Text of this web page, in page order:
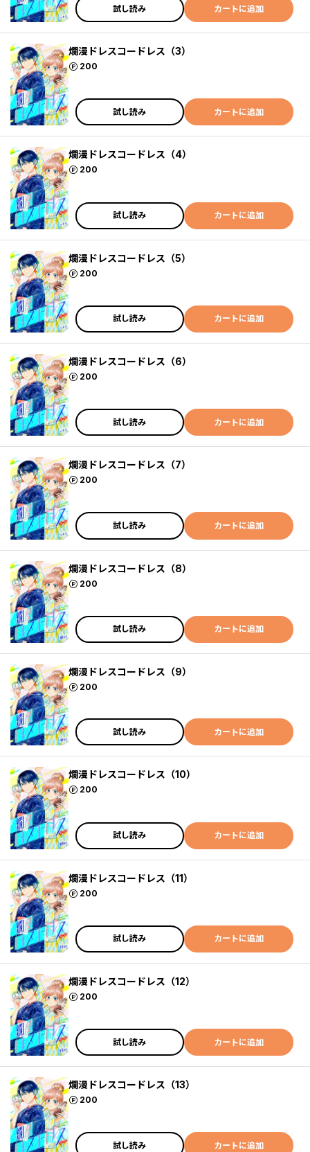
試し読み カートに追加
爛漫ドレスコードレス（3）
200
ポイント
試し読み カートに追加
爛漫ドレスコードレス（4）
200
ポイント
試し読み カートに追加
爛漫ドレスコードレス（5）
200
ポイント
試し読み カートに追加
爛漫ドレスコードレス（6）
200
ポイント
試し読み カートに追加
爛漫ドレスコードレス（7）
200
ポイント
試し読み カートに追加
爛漫ドレスコードレス（8）
200
ポイント
試し読み カートに追加
爛漫ドレスコードレス（9）
200
ポイント
試し読み カートに追加
爛漫ドレスコードレス（10）
200
ポイント
試し読み カートに追加
爛漫ドレスコードレス（11）
200
ポイント
試し読み カートに追加
爛漫ドレスコードレス（12）
200
ポイント
試し読み カートに追加
爛漫ドレスコードレス（13）
200
ポイント
試し読み カートに追加